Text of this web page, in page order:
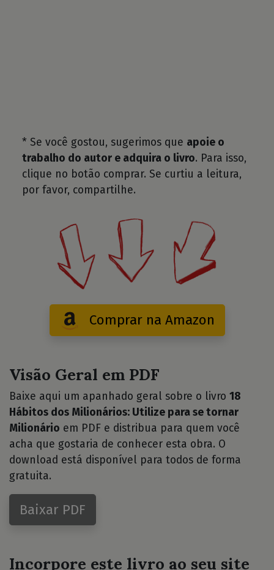
* Se você gostou, sugerimos que apoie o
trabalho do autor e adquira o livro. Para isso,
clique no botão comprar. Se curtiu a leitura,
por favor, compartilhe.
Comprar na Amazon
Visão Geral em PDF
Baixe aqui um apanhado geral sobre o livro 18
Hábitos dos Milionários: Utilize para se tornar
Milionário em PDF e distribua para quem você
acha que gostaria de conhecer esta obra. O
download está disponível para todos de forma
gratuita.
Baixar PDF
Incorpore este livro ao seu site